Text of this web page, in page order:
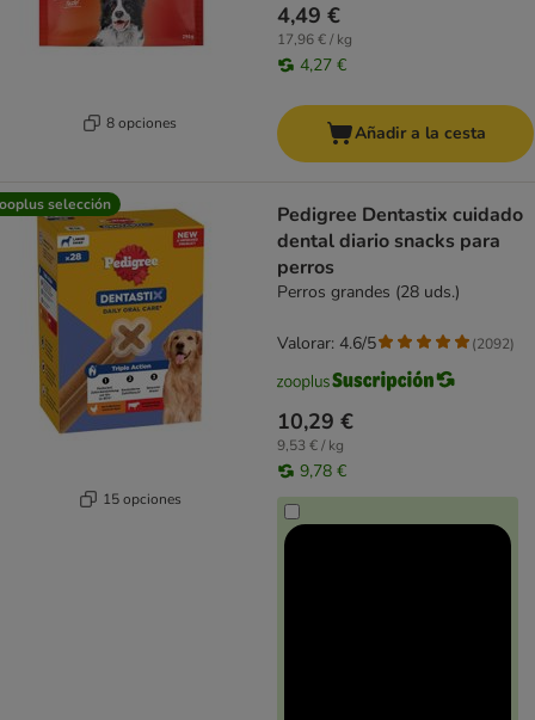
8 opciones
4,49 €
17,96 € / kg
4,27 €
Añadir a la cesta
selección
15 opciones
Pedigree Dentastix cuidado
dental diario snacks para
perros
Perros grandes (28 uds.)
10,29 €
9,53 € / kg
9,78 €
Valorar: 4.6/5 (2092)